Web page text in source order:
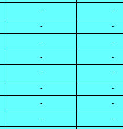
-
-
-
-
-
-
-
-
-
-
-
-
-
-
-
-